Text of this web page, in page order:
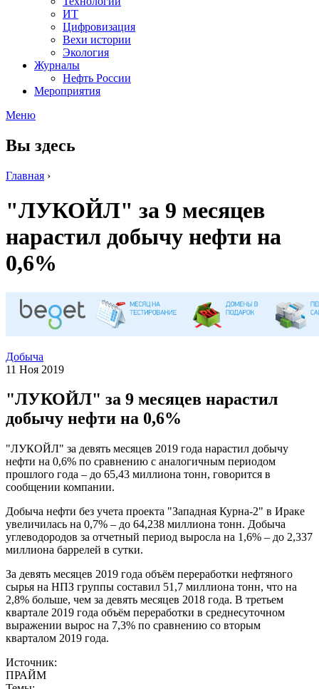
ИТ
Цифровизация
Вехи истории
Экология
Журналы
Нефть России
Мероприятия
Меню
Вы здесь
Главная ›
"ЛУКОЙЛ" за 9 месяцев
нарастил добычу нефти на
0,6%
Добыча
11 Ноя 2019
"ЛУКОЙЛ" за 9 месяцев нарастил
добычу нефти на 0,6%
"ЛУКОЙЛ" за девять месяцев 2019 года нарастил добычу
нефти на 0,6% по сравнению с аналогичным периодом
прошлого года – до 65,43 миллиона тонн, говорится в
сообщении компании.
Добыча нефти без учета проекта "Западная Курна-2" в Ираке
увеличилась на 0,7% – до 64,238 миллиона тонн. Добыча
углеводородов за отчетный период выросла на 1,6% – до 2,337
миллиона баррелей в сутки.
За девять месяцев 2019 года объём переработки нефтяного
сырья на НПЗ группы составил 51,7 миллиона тонн, что на
2,8% больше, чем за девять месяцев 2018 года. В третьем
квартале 2019 года объём переработки в среднесуточном
выражении вырос на 7,3% по сравнению со вторым
кварталом 2019 года.
Источник:
ПРАЙМ